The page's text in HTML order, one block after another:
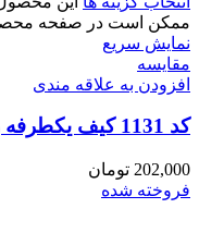
ممکن است در صفحه
نمایش سریع
مقايسه
افزودن به علاقه مندی
کد 1131 کیف یکطرفه زنانه طرح شنل
202,000 تومان
فروخته شده